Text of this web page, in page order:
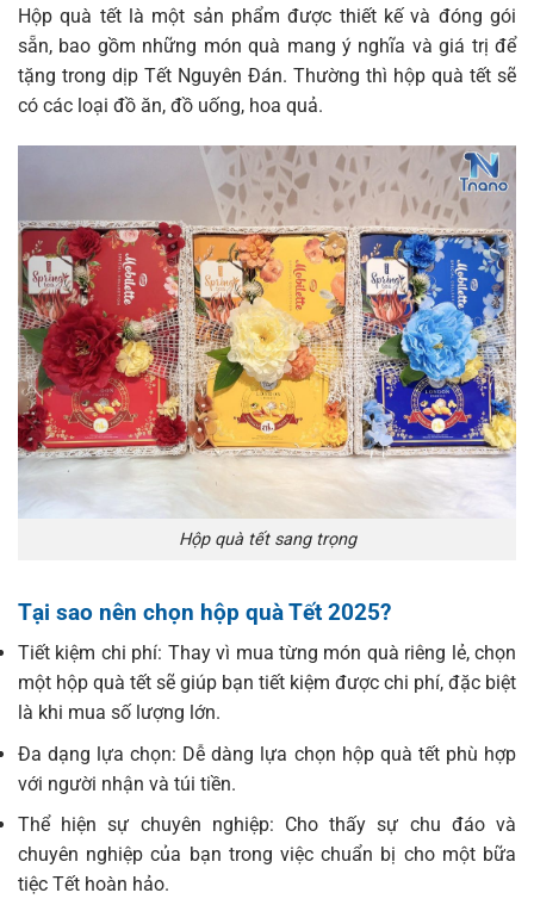
Hộp quà tết là một sản phẩm được thiết kế và đóng gói
sẵn, bao gồm những món quà mang ý nghĩa và giá trị để
tặng trong dịp Tết Nguyên Đán. Thường thì hộp quà tết sẽ
có các loại đồ ăn, đồ uống, hoa quả.
Hộp quà tết sang trọng
Tại sao nên chọn hộp quà Tết 2025?
Tiết kiệm chi phí: Thay vì mua từng món quà riêng lẻ, chọn
một hộp quà tết sẽ giúp bạn tiết kiệm được chi phí, đặc biệt
là khi mua số lượng lớn.
Đa dạng lựa chọn: Dễ dàng lựa chọn hộp quà tết phù hợp
với người nhận và túi tiền.
Thể hiện sự chuyên nghiệp: Cho thấy sự chu đáo và
chuyên nghiệp của bạn trong việc chuẩn bị cho một bữa
tiệc Tết hoàn hảo.